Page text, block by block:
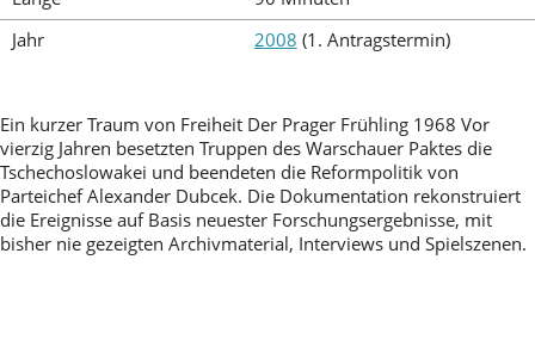
Jahr
2008 (1. Antragstermin)
Ein kurzer Traum von Freiheit Der Prager Frühling 1968 Vor
vierzig Jahren besetzten Truppen des Warschauer Paktes die
Tschechoslowakei und beendeten die Reformpolitik von
Parteichef Alexander Dubcek. Die Dokumentation rekonstruiert
die Ereignisse auf Basis neuester Forschungsergebnisse, mit
bisher nie gezeigten Archivmaterial, Interviews und Spielszenen.